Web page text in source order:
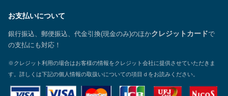
お支払いについて
銀行振込、郵便振込、代金引換(現金のみ)のほかクレジットカードで
の支払にも対応！
※クレジット利用の場合はお客様の情報をクレジット会社に提供させていただきま
す。詳しくは下記の個人情報の取扱いについての項目ｄをお読みください。